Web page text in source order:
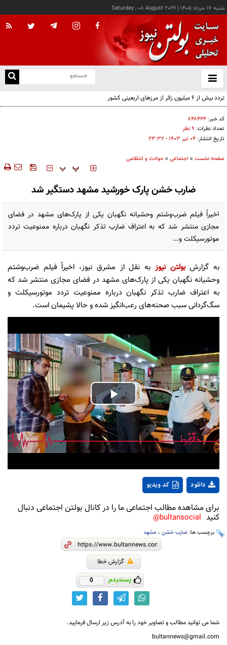
شنبه ۱۷ مرداد ۱۴۰۵ |
Saturday , 08 August 2026
باز
و
تردد بیش از ۶ میلیون زائر از مرزهای اربعینی کشور
کد خبر: ۸۴۸۴۴۴
تعداد نظرات: ۹ نظر
تاریخ انتشار: ۰۴ تير ۱۴۰۳ - ۲۳:۳۲
صفحه نخست » اجتماعی »حوادث و انتظامی
‍‍‍ پ پ
ضارب خشن پارک خورشید مشهد دستگیر شد
اخیراً فیلم ضرب‌وشتم وحشیانه نگهبان یکی از پارک‌های مشهد در فضای
مجازی منتشر شد که به اعتراف ضارب تذکر نگهبان درباره ممنوعیت تردد
موتورسیکلت و...
به گزارشبولتن نیوز به نقل از مشرق نیوز، اخیراً فیلم ضرب‌وشتم
وحشیانه نگهبان یکی از پارک‌های مشهد در فضای مجازی منتشر شد که
به اعتراف ضارب تذکر نگهبان درباره ممنوعیت تردد موتورسیکلت و
سگ‌گردانی سبب صحنه‌های رعب‌انگیز شده و حالا پشیمان است.
Play
Video
کد ویدیو دانلود
برای مشاهده مطالب اجتماعی ما را در کانال بولتن اجتماعی دنبال
کنید bultansocial@
برچسب ها: ضارب خشن ، مشهد
گزارش خطا
پسندیدم 0
شما می توانید مطالب و تصاویر خود را به آدرس زیر ارسال فرمایید.
bultannews@gmail.com